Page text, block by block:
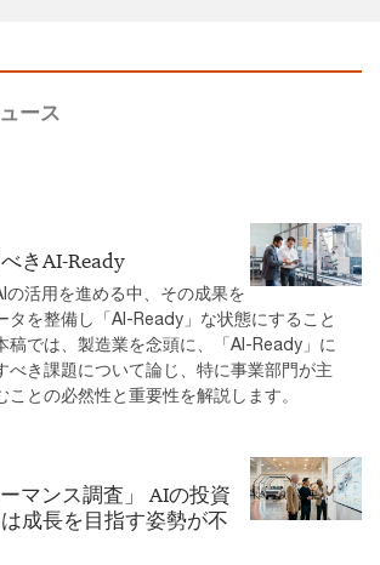
ース
きAI-Ready
の活用を進める中、その成果を
タを整備し「AI-Ready」な状態にすること
稿では、製造業を念頭に、「AI-Ready」に
べき課題について論じ、特に事業部門が主
との必然性と重要性を解説します。
マンス調査」 AIの投資
成長を目指す姿勢が不